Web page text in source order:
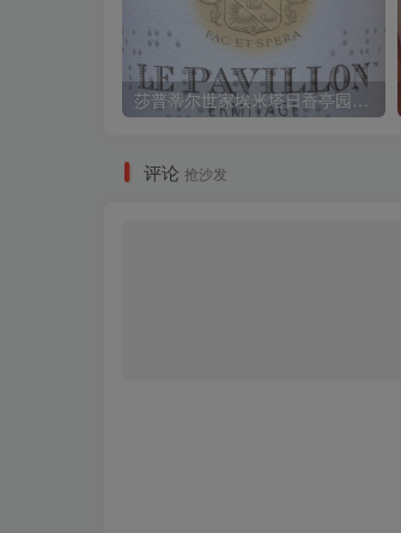
莎普蒂尔世家埃米塔日香亭园红葡萄酒M. Chapoutier Hermitage Le Pavillon2015
评论 抢沙发